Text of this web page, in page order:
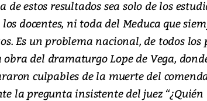
de estos resultados sea solo de los
docentes, ni toda del Meduca que
Es un problema nacional, de todos los
obra del dramaturgo Lope de Vega,
culpables de la muerte del
la pregunta insistente del juez